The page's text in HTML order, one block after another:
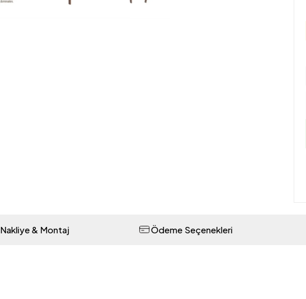
Nakliye & Montaj Ödeme Seçenekleri